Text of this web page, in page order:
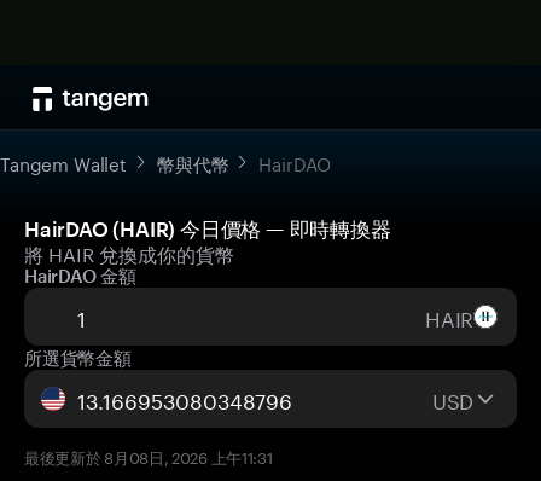
Tangem Wallet 幣與代幣 HairDAO
HairDAO (HAIR) 今日價格 — 即時轉換器
將 HAIR 兌換成你的貨幣
HairDAO 金額
HAIR
所選貨幣金額
USD
最後更新於 8月08日, 2026 上午11:31